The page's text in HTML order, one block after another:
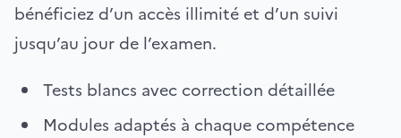
bénéficiez d’un accès illimité et d’un suivi
jusqu’au jour de l’examen.
Tests blancs avec correction détaillée
Modules adaptés à chaque compétence